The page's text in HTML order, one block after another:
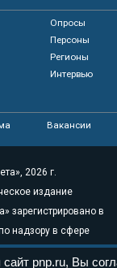
Опросы
Персоны
Регионы
Интервью
Вакансии
2026 г.
издание
зарегистрировано в
надзору в сфере
технологий и
сайт pnp.ru, Вы